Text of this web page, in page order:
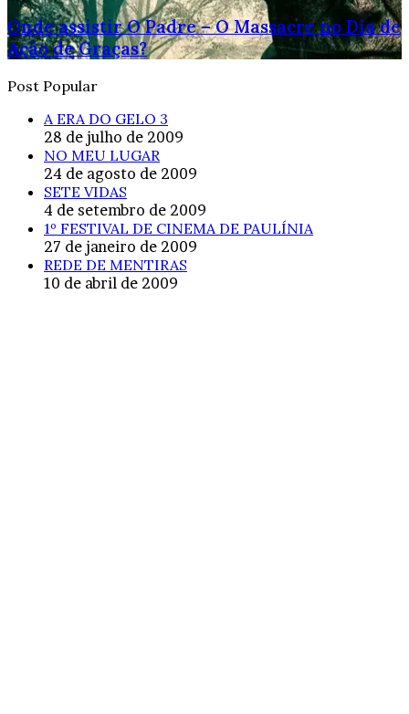
Onde assistir O Padre – O Massacre no Dia de
Ação de Graças?
Post Popular
A ERA DO GELO 3
28 de julho de 2009
NO MEU LUGAR
24 de agosto de 2009
SETE VIDAS
4 de setembro de 2009
1º FESTIVAL DE CINEMA DE PAULÍNIA
27 de janeiro de 2009
REDE DE MENTIRAS
10 de abril de 2009